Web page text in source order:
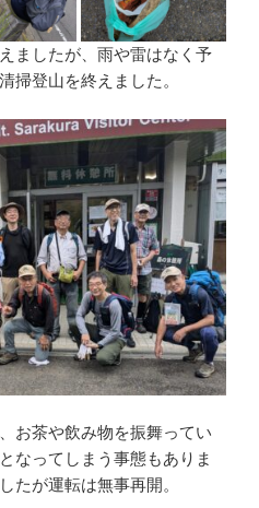
ましたが、雨や雷はなく予
掃登山を終えました。
お茶や飲み物を振舞ってい
なってしまう事態もありま
たが運転は無事再開。